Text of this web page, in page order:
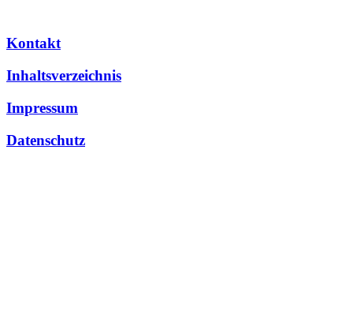
Kontakt
Inhaltsverzeichnis
Impressum
Datenschutz